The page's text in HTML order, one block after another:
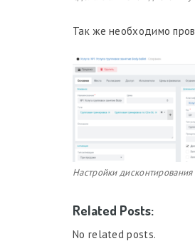
Так же необходимо
Настройки дисконтирования
Related Posts:
No related posts.